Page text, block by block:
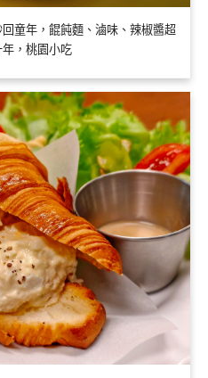
童年，餛飩麵、滷味、辣椒醬超
，桃園小吃